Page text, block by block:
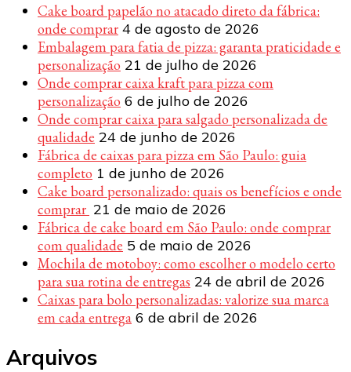
Cake board papelão no atacado direto da fábrica:
onde comprar 4 de agosto de 2026
Embalagem para fatia de pizza: garanta praticidade e
personalização 21 de julho de 2026
Onde comprar caixa kraft para pizza com
personalização 6 de julho de 2026
Onde comprar caixa para salgado personalizada de
qualidade 24 de junho de 2026
Fábrica de caixas para pizza em São Paulo: guia
completo 1 de junho de 2026
Cake board personalizado: quais os benefícios e onde
comprar 21 de maio de 2026
Fábrica de cake board em São Paulo: onde comprar
com qualidade 5 de maio de 2026
Mochila de motoboy: como escolher o modelo certo
para sua rotina de entregas 24 de abril de 2026
Caixas para bolo personalizadas: valorize sua marca
em cada entrega 6 de abril de 2026
Arquivos